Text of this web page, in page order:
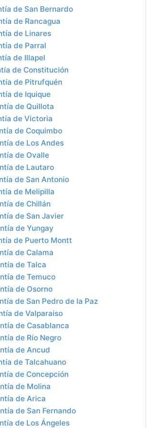
de San Bernardo
de Rancagua
de Linares
de Parral
de Illapel
de Constitución
de Pitrufquén
de Iquique
de Quillota
de Victoria
de Coquimbo
de Los Andes
de Ovalle
de Lautaro
de San Antonio
de Melipilla
de Chillán
de San Javier
de Yungay
de Puerto Montt
de Calama
de Talca
de Temuco
de Osorno
de San Pedro de la Paz
de Valparaiso
de Casablanca
de Río Negro
de Ancud
de Talcahuano
de Concepción
de Molina
de Arica
de San Fernando
de Los Ángeles